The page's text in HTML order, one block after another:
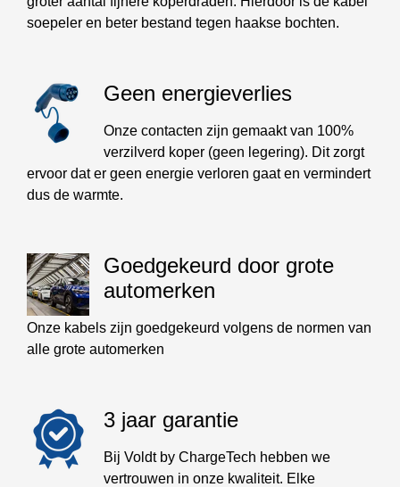
soepeler en beter bestand tegen haakse bochten.
Geen energieverlies
Onze contacten zijn gemaakt van 100%
verzilverd koper (geen legering). Dit zorgt
ervoor dat er geen energie verloren gaat en vermindert
dus de warmte.
Goedgekeurd door grote
automerken
Onze kabels zijn goedgekeurd volgens de normen van
alle grote automerken
3 jaar garantie
Bij Voldt by ChargeTech hebben we
vertrouwen in onze kwaliteit. Elke